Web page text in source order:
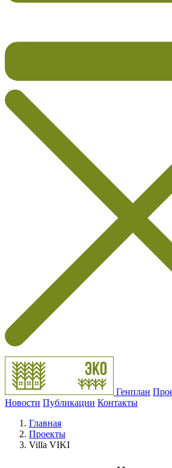
Генплан
Новости Публикации Контакты
Главная
Проекты
Villa VIKI